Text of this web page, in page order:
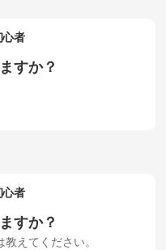
心者
すか？
心者
すか？
えてください。